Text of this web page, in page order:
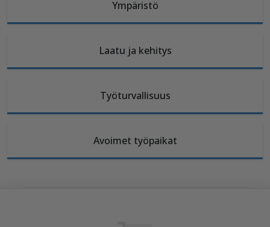
Ympäristö
Laatu ja kehitys
Työturvallisuus
Avoimet työpaikat